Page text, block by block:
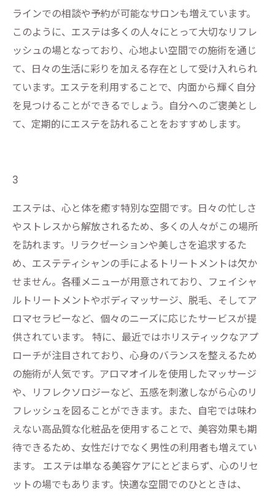
ラインでの相談や予約が可能なサロンも増えています。
このように、エステは多くの人々にとって大切なリフレ
ッシュの場となっており、心地よい空間での施術を通じ
て、日々の生活に彩りを加える存在として受け入れられ
ています。エステを利用することで、内面から輝く自分
を見つけることができるでしょう。自分へのご褒美とし
て、定期的にエステを訪れることをおすすめします。
3
エステは、心と体を癒す特別な空間です。日々の忙しさ
やストレスから解放されるため、多くの人々がこの場所
を訪れます。リラクゼーションや美しさを追求するた
め、エステティシャンの手によるトリートメントは欠か
せません。各種メニューが用意されており、フェイシャ
ルトリートメントやボディマッサージ、脱毛、そしてア
ロマセラピーなど、個々のニーズに応じたサービスが提
供されています。 特に、最近ではホリスティックなアプ
ローチが注目されており、心身のバランスを整えるため
の施術が人気です。アロマオイルを使用したマッサージ
や、リフレクソロジーなど、五感を刺激しながら心のリ
フレッシュを図ることができます。また、自宅では味わ
えない高品質な化粧品を使用することで、美容効果も期
待できるため、女性だけでなく男性の利用者も増えてい
ます。 エステは単なる美容ケアにとどまらず、心のリセ
ットの場でもあります。快適な空間でのひとときは、